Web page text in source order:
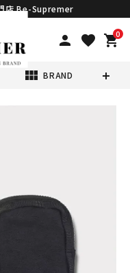
店 Be-Supremer
person favorite 0
shopping_cart
view_module BRAND